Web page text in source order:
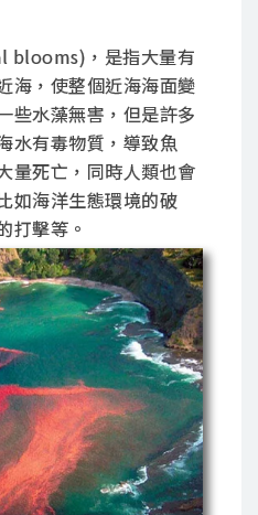
blooms)，是指大量有
海，使整個近海海面變
些水藻無害，但是許多
水有毒物質，導致魚
量死亡，同時人類也會
如海洋生態環境的破
打擊等。